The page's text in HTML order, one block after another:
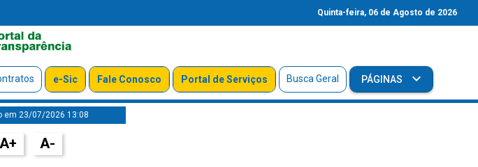
Quinta-feira, 06 de Agosto de 2026
e-Sic Fale Conosco Portal de Serviços Busca Geral PÁGINAS
em 23/07/2026 13:08
A+ A-